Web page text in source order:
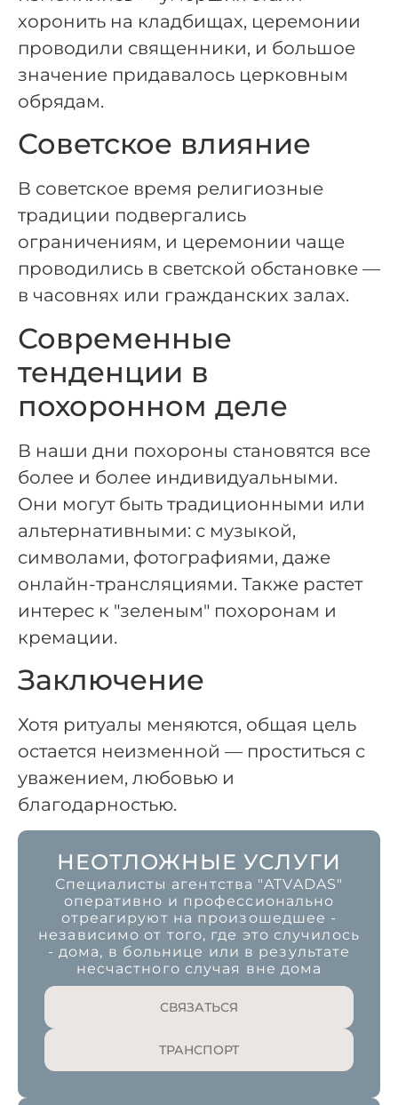
хоронить на кладбищах, церемонии
проводили священники, и большое
значение придавалось церковным
обрядам.
Советское влияние
В советское время религиозные
традиции подвергались
ограничениям, и церемонии чаще
проводились в светской обстановке —
в часовнях или гражданских залах.
Современные
тенденции в
похоронном деле
В наши дни похороны становятся все
более и более индивидуальными.
Они могут быть традиционными или
альтернативными: с музыкой,
символами, фотографиями, даже
онлайн-трансляциями. Также растет
интерес к "зеленым" похоронам и
кремации.
Заключение
Хотя ритуалы меняются, общая цель
остается неизменной — проститься с
уважением, любовью и
благодарностью.
НЕОТЛОЖНЫЕ УСЛУГИ
Специалисты агентства "ATVADAS"
оперативно и профессионально
отреагируют на произошедшее -
независимо от того, где это случилось
- дома, в больнице или в результате
несчастного случая вне дома
СВЯЗАТЬСЯ
ТРАНСПОРТ